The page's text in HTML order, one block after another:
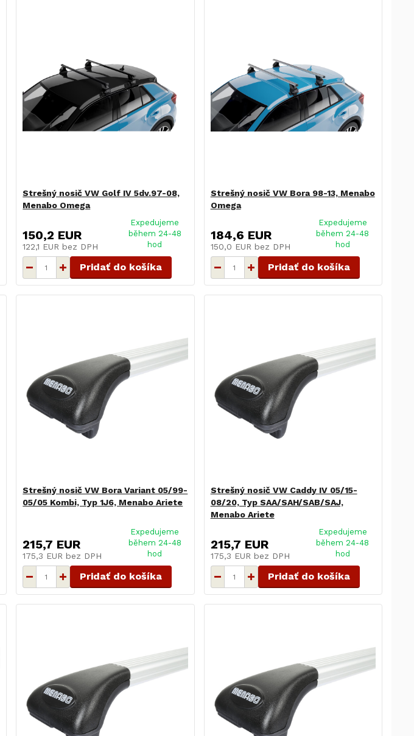
Strešný nosič VW Golf IV 5dv.97-08,
Menabo Omega
150,2 EUR
122,1 EUR bez DPH
Expedujeme
během 24-48
hod
Pridať do košíka
Strešný nosič VW Bora 98-13, Menabo
Omega
184,6 EUR
150,0 EUR bez DPH
Expedujeme
během 24-48
hod
Pridať do košíka
Strešný nosič VW Bora Variant 05/99-
05/05 Kombi, Typ 1J6, Menabo Ariete
215,7 EUR
175,3 EUR bez DPH
Expedujeme
během 24-48
hod
Pridať do košíka
Strešný nosič VW Caddy IV 05/15-
08/20, Typ SAA/SAH/SAB/SAJ,
Menabo Ariete
215,7 EUR
175,3 EUR bez DPH
Expedujeme
během 24-48
hod
Pridať do košíka